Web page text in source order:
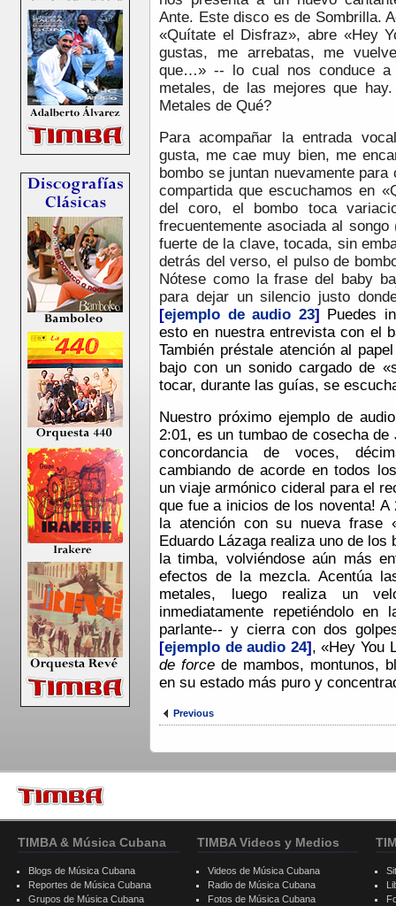
Ante. Este disco es de Sombrilla.
«Quítate el Disfraz», abre «Hey
gustas, me arrebatas, me
que…» -- lo cual nos conduce a
metales, de las mejores que hay.
Metales de Qué?
Para acompañar la entrada
gusta, me cae muy bien, me
bombo se juntan nuevamente
compartida que escuchamos en
del coro, el bombo toca
frecuentemente asociada al
fuerte de la clave, tocada, sin
detrás del verso, el pulso de
Nótese como la frase del baby
para dejar un silencio justo
[ejemplo de audio 23] Puedes
esto en nuestra entrevista con el
También préstale atención al
bajo con un sonido cargado de
tocar, durante las guías, se
Nuestro próximo ejemplo de
2:01, es un tumbao de cosecha
concordancia de voces,
cambiando de acorde en todos
un viaje armónico cideral para el
que fue a inicios de los noventa!
la atención con su nueva frase
Eduardo Lázaga realiza uno de
la timba, volviéndose aún más
efectos de la mezcla. Acentúa
metales, luego realiza un
inmediatamente repetiéndolo
parlante-- y cierra con dos
[ejemplo de audio 24], «Hey You
de force de mambos, montunos,
en su estado más puro y
Previous
TIMBA & Música Cubana
Blogs de Música Cubana
Reportes de Música Cubana
Grupos de Música Cubana
TIMBA Videos y Medios
Videos de Música Cubana
Radio de Música Cubana
Fotos de Música Cubana